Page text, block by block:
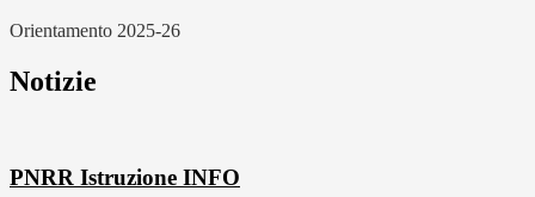
Orientamento 2025-26
Notizie
PNRR Istruzione INFO